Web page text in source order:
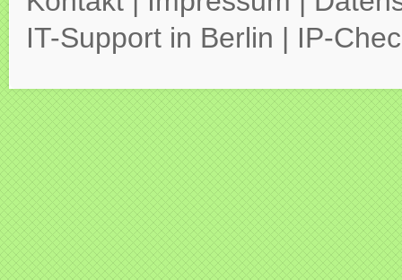
IT-Support in Berlin | IP-